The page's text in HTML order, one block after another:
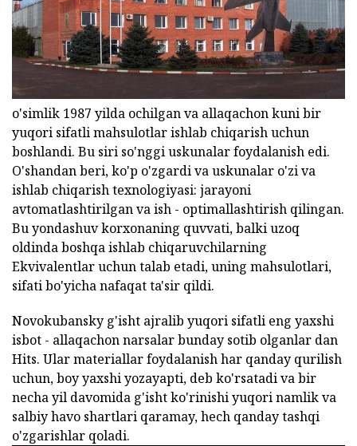
o'simlik 1987 yilda ochilgan va allaqachon kuni bir
yuqori sifatli mahsulotlar ishlab chiqarish uchun
boshlandi. Bu siri so'nggi uskunalar foydalanish edi.
O'shandan beri, ko'p o'zgardi va uskunalar o'zi va
ishlab chiqarish texnologiyasi: jarayoni
avtomatlashtirilgan va ish - optimallashtirish qilingan.
Bu yondashuv korxonaning quvvati, balki uzoq
oldinda boshqa ishlab chiqaruvchilarning
Ekvivalentlar uchun talab etadi, uning mahsulotlari,
sifati bo'yicha nafaqat ta'sir qildi.
Novokubansky g'isht ajralib yuqori sifatli eng yaxshi
isbot - allaqachon narsalar bunday sotib olganlar dan
Hits. Ular materiallar foydalanish har qanday qurilish
uchun, boy yaxshi yozayapti, deb ko'rsatadi va bir
necha yil davomida g'isht ko'rinishi yuqori namlik va
salbiy havo shartlari qaramay, hech qanday tashqi
o'zgarishlar qoladi.